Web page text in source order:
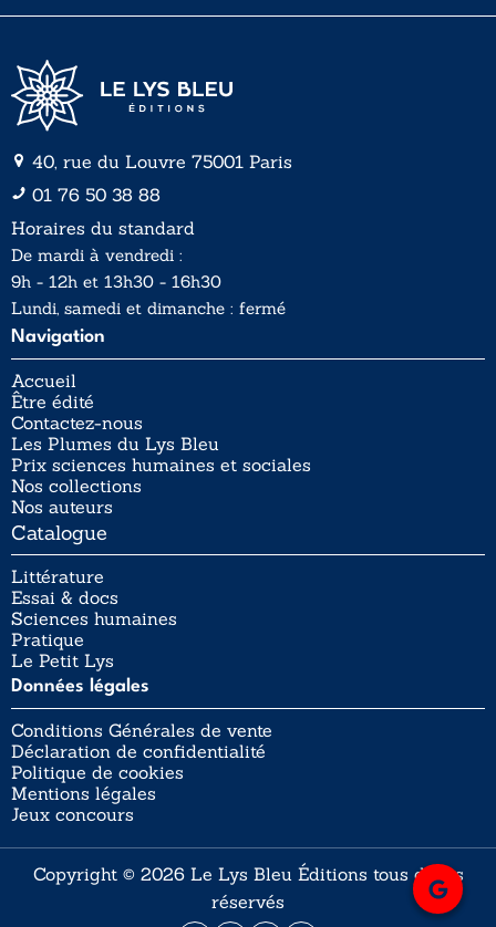
40, rue du Louvre 75001 Paris
01 76 50 38 88
Horaires du standard
De mardi à vendredi :
9h - 12h et 13h30 - 16h30
Lundi, samedi et dimanche : fermé
Navigation
Accueil
Être édité
Contactez-nous
Les Plumes du Lys Bleu
Prix sciences humaines et sociales
Nos collections
Nos auteurs
Catalogue
Littérature
Essai & docs
Sciences humaines
Pratique
Le Petit Lys
Données légales
Conditions Générales de vente
Déclaration de confidentialité
Politique de cookies
Mentions légales
Jeux concours
Copyright © 2026 Le Lys Bleu Éditions tous droits
réservés